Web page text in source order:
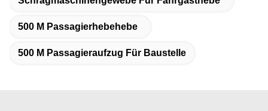
500 M Passagierhebehebe
500 M Passagieraufzug Für Baustelle